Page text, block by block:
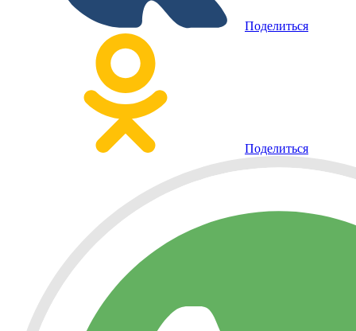
Поделиться
Поделиться